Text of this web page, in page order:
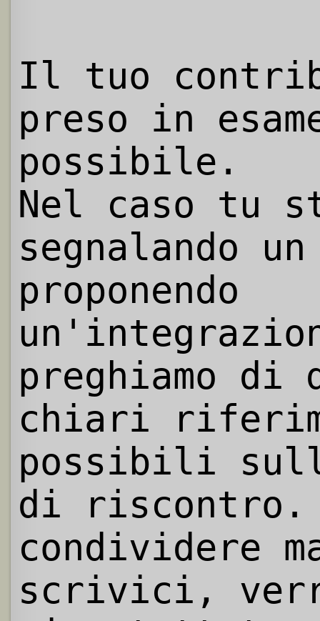
Il tuo
preso in
possibile.
Nel caso tu
segnalando
proponendo
preghiamo
chiari
possibili
di riscontro.
condividere
scrivici,